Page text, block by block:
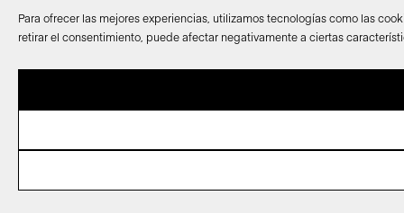
Para ofrecer las mejores experiencias, utilizamos tecnologías como las
retirar el consentimiento, puede afectar negativamente a ciertas